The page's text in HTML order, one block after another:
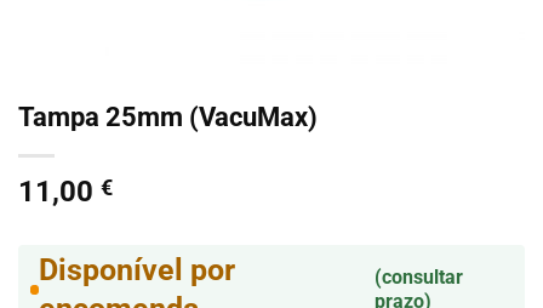
Tampa 25mm (VacuMax)
11,00 €
Disponível por
(consultar
prazo)